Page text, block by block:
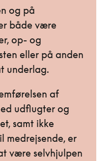
og på
både være
op- og
eller på anden
underlag.
af
udflugter og
samt ikke
medrejsende, er
være selvhjulpen